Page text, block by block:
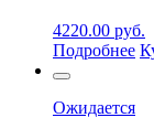
4220.00 руб.
Подробнее
Ожидается